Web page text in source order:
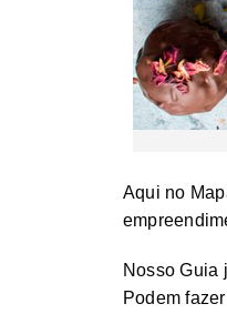
Aqui no
Nosso Guia
Podem